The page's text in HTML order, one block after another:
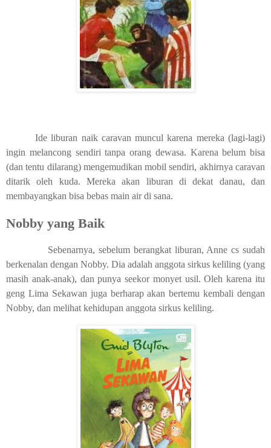
Ide liburan naik caravan muncul karena mereka (lagi-lagi)
ingin melancong sendiri tanpa orang dewasa. Karena belum bisa
(dan tentu dilarang) mengemudikan mobil sendiri, akhirnya caravan
ditarik oleh kuda. Mereka akan liburan di dekat danau, dan
membayangkan bisa bebas main air di sana.
Nobby yang Baik
Sebenarnya, sebelum berangkat liburan, Anne cs sudah
berkenalan dengan Nobby. Dia adalah anggota sirkus keliling (yang
masih anak-anak), dan punya seekor monyet usil. Oleh karena itu
geng Lima Sekawan juga berharap akan bertemu kembali dengan
Nobby, dan melihat kehidupan anggota sirkus keliling.